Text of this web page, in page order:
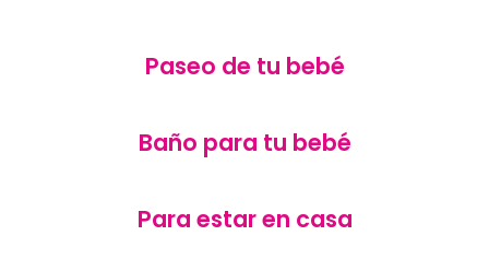
Paseo de tu bebé
Baño para tu bebé
Para estar en casa